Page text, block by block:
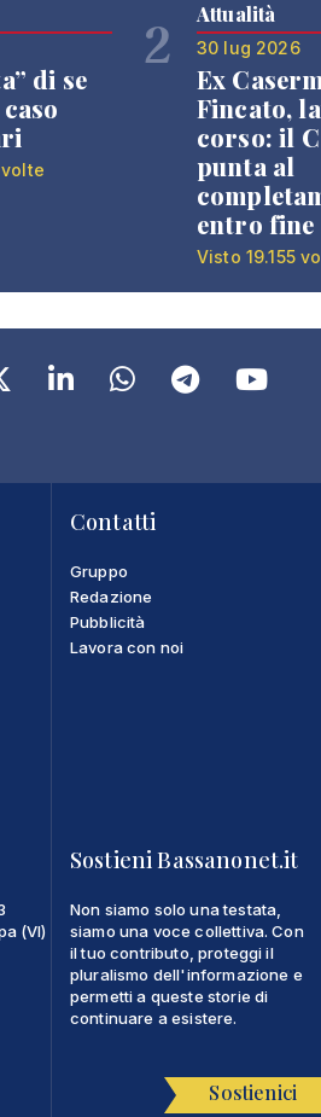
di se
volte
2 Attualità
30 lug 2026
Ex
Fincato,
corso: il
punta al
entro fine
Visto 19.155
Contatti
Gruppo
Redazione
Pubblicità
Lavora con noi
(VI)
Sostieni Bassanonet.it
Non siamo solo una testata,
siamo una voce collettiva. Con
il tuo contributo, proteggi il
pluralismo dell'informazione e
permetti a queste storie di
continuare a esistere.
Sostienici